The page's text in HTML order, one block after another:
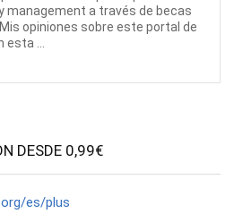
management a través de becas
opiniones sobre este portal de
...
DESDE 0,99€